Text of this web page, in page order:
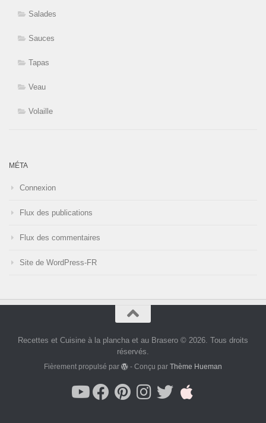
Salades
Sauces
Tapas
Veau
Volaille
MÉTA
Connexion
Flux des publications
Flux des commentaires
Site de WordPress-FR
Recettes et Cuisine à la plancha et au Brasero © 2026. Tous droits
réservés.
Fièrement propulsé par - Conçu par Thème Hueman